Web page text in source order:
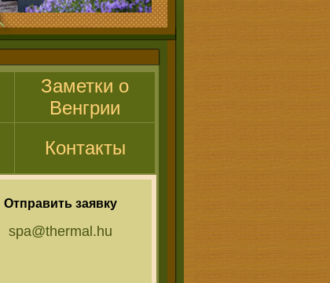
Заметки о
Венгрии
Контакты
Отправить заявку
spa@thermal.hu